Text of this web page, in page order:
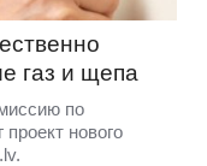
газ и щепа
по
нового